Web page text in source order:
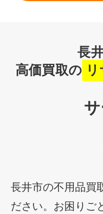
長
高価買取の
長井市の不用品買
ださい。お困りご